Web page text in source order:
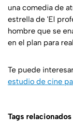
una comedia de
estrella de 'El
hombre que se
en el plan para
Te puede
estudio de cine
Tags relacionados